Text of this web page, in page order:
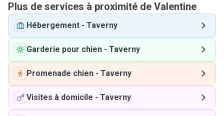
Plus de services à proximité de Valentine
Hébergement - Taverny
Garderie pour chien - Taverny
Promenade chien - Taverny
Visites à domicile - Taverny